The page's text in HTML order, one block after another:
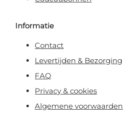
Informatie
Contact
Levertijden & Bezorging
FAQ
Privacy & cookies
Algemene voorwaarden